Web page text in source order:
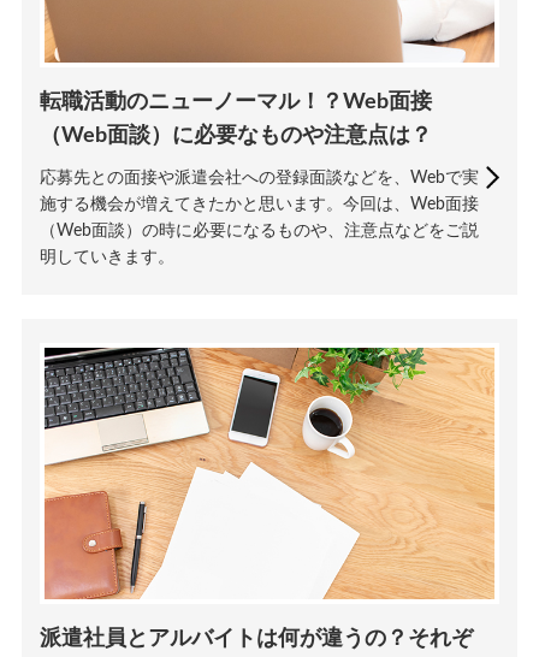
転職活動のニューノーマル！？Web面接
（Web面談）に必要なものや注意点は？
応募先との面接や派遣会社への登録面談などを、Webで実
施する機会が増えてきたかと思います。今回は、Web面接
（Web面談）の時に必要になるものや、注意点などをご説
明していきます。
派遣社員とアルバイトは何が違うの？それぞ